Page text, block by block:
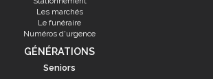
Les marchés
Le funéraire
Numéros d'urgence
GÉNÉRATIONS
Seniors